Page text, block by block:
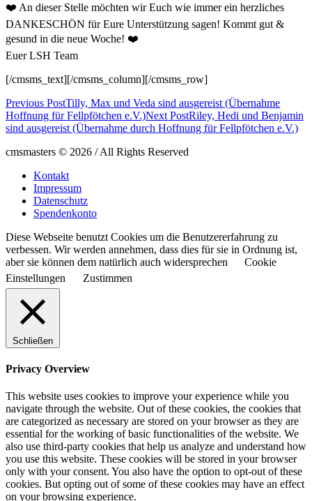
❤️ An dieser Stelle möchten wir Euch wie immer ein herzliches
DANKESCHÖN für Eure Unterstützung sagen! Kommt gut &
gesund in die neue Woche! ❤️
Euer LSH Team
[/cmsms_text][/cmsms_column][/cmsms_row]
Previous PostTilly, Max und Veda sind ausgereist (Übernahme
Hoffnung für Fellpfötchen e.V.)Next PostRiley, Hedi und Benjamin
sind ausgereist (Übernahme durch Hoffnung für Fellpfötchen e.V.)
cmsmasters © 2026 / All Rights Reserved
Kontakt
Impressum
Datenschutz
Spendenkonto
Diese Webseite benutzt Cookies um die Benutzererfahrung zu
verbessen. Wir werden annehmen, dass dies für sie in Ordnung ist,
aber sie können dem natürlich auch widersprechen
Cookie
Einstellungen
Zustimmen
Schließen
Privacy Overview
This website uses cookies to improve your experience while you
navigate through the website. Out of these cookies, the cookies that
are categorized as necessary are stored on your browser as they are
essential for the working of basic functionalities of the website. We
also use third-party cookies that help us analyze and understand how
you use this website. These cookies will be stored in your browser
only with your consent. You also have the option to opt-out of these
cookies. But opting out of some of these cookies may have an effect
on your browsing experience.